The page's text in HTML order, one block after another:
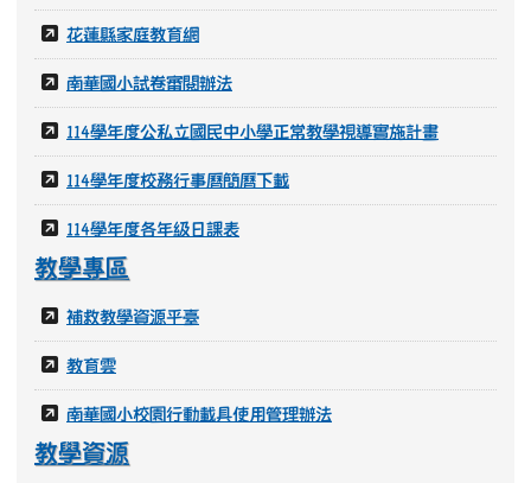
花蓮縣家庭教育網
南華國小試卷審閱辦法
114學年度公私立國民中小學正常教學視導實施計畫
114學年度校務行事曆簡曆下載
114學年度各年級日課表
教學專區
補救教學資源平臺
教育雲
南華國小校園行動載具使用管理辦法
教學資源